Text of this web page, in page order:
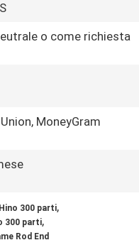
o come richiesta
MoneyGram
300 parti,
300 parti,
Rod End